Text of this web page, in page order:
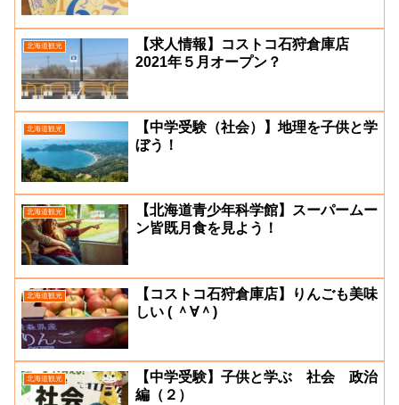
北海道観光
【求人情報】コストコ石狩倉庫店
2021年５月オープン？
北海道観光
【中学受験（社会）】地理を子供と学
ぼう！
北海道観光
【北海道青少年科学館】スーパームー
ン皆既月食を見よう！
北海道観光
【コストコ石狩倉庫店】りんごも美味
しい ( ＾∀＾)
北海道観光
【中学受験】子供と学ぶ 社会 政治
編（２）